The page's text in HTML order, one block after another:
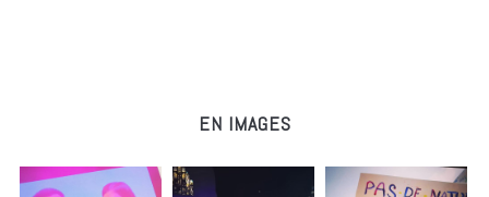
EN IMAGES